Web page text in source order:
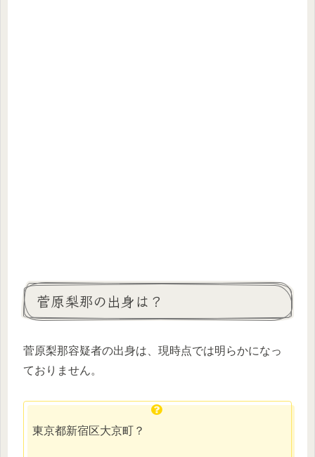
菅原梨那の出身は？
菅原梨那容疑者の出身は、現時点では明らかになっ
ておりません。
東京都新宿区大京町？